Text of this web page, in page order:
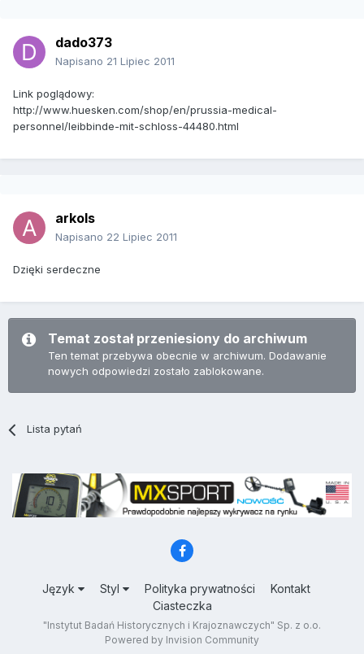
dado373
Napisano 21 Lipiec 2011
Link poglądowy:
http://www.huesken.com/shop/en/prussia-medical-
personnel/leibbinde-mit-schloss-44480.html
arkols
Napisano 22 Lipiec 2011
Dzięki serdeczne
Temat został przeniesiony do archiwum
Ten temat przebywa obecnie w archiwum. Dodawanie
nowych odpowiedzi zostało zablokowane.
Lista pytań
Język Styl Polityka prywatności
Kontakt
Ciasteczka
"Instytut Badań Historycznych i Krajoznawczych" Sp. z o.o.
Powered by Invision Community